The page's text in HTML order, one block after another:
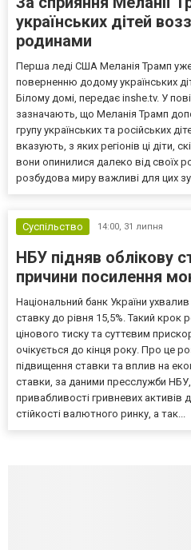
українських дітей
родинами
Перша леді США Меланія Трамп уже
поверненню додому українських
Білому домі, передає inshe.tv. У
зазначають, що Меланія Трамп
групу українських та російських
вказують, з яких регіонів ці діти,
вони опинилися далеко від своїх
розбудова миру важливі для цих
Суспільство 14:00, 31 липня
НБУ підняв облікову
причини посилення
Національний банк України
ставку до рівня 15,5%. Такий
цінового тиску та суттєвим
очікується до кінця року. Про це
підвищення ставки та вплив на
ставки, за даними пресслужби
привабливості гривневих активів
стійкості валютного ринку, а так...